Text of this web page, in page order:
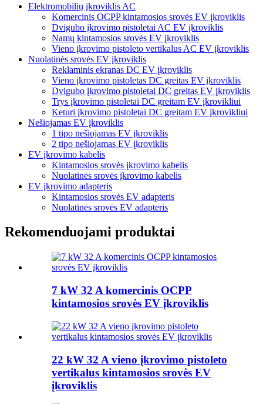
Elektromobilių įkroviklis AC
Komercinis OCPP kintamosios srovės EV įkroviklis
Dvigubo įkrovimo pistoletai AC EV įkroviklis
Namų kintamosios srovės EV įkroviklis
Vieno įkrovimo pistoleto vertikalus AC EV įkroviklis
Nuolatinės srovės EV įkroviklis
Reklaminis ekranas DC EV įkroviklis
Vieno įkrovimo pistoletas DC greitas EV įkroviklis
Dvigubo įkrovimo pistoletai DC greitas EV įkroviklis
Trys įkrovimo pistoletai DC greitam EV įkrovikliui
Keturi įkrovimo pistoletai DC greitam EV įkrovikliui
Nešiojamas EV įkroviklis
1 tipo nešiojamas EV įkroviklis
2 tipo nešiojamas EV įkroviklis
EV įkrovimo kabelis
Kintamosios srovės įkrovimo kabelis
Nuolatinės srovės įkrovimo kabelis
EV įkrovimo adapteris
Kintamosios srovės EV adapteris
Nuolatinės srovės EV adapteris
Rekomenduojami produktai
7 kW 32 A komercinis OCPP
kintamosios srovės EV įkroviklis
22 kW 32 A vieno įkrovimo pistoleto
vertikalus kintamosios srovės EV
įkroviklis